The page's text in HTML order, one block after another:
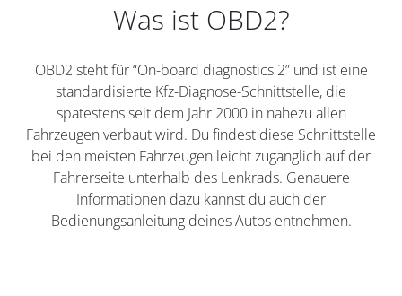
Was ist OBD2?
OBD2 steht für “On-board diagnostics 2” und ist eine
standardisierte Kfz-Diagnose-Schnittstelle, die
spätestens seit dem Jahr 2000 in nahezu allen
Fahrzeugen verbaut wird. Du findest diese Schnittstelle
bei den meisten Fahrzeugen leicht zugänglich auf der
Fahrerseite unterhalb des Lenkrads. Genauere
Informationen dazu kannst du auch der
Bedienungsanleitung deines Autos entnehmen.